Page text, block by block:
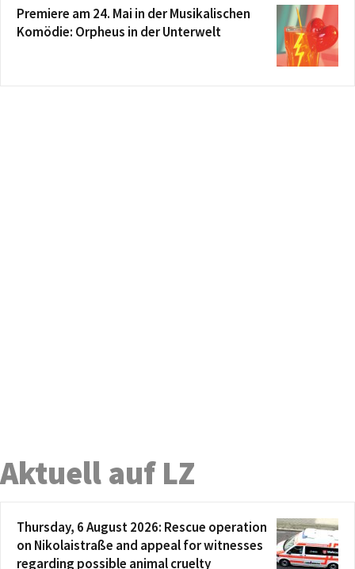
Premiere am 24. Mai in der Musikalischen
Komödie: Orpheus in der Unterwelt
Aktuell auf LZ
Thursday, 6 August 2026: Rescue operation
on Nikolaistraße and appeal for witnesses
regarding possible animal cruelty